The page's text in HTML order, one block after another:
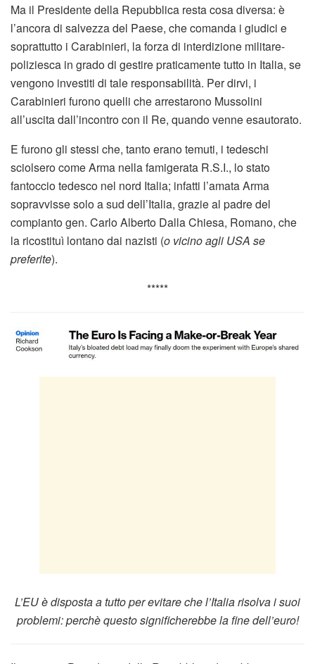
Ma il Presidente della Repubblica resta cosa diversa: è
l’ancora di salvezza del Paese, che comanda i giudici e
soprattutto i Carabinieri, la forza di interdizione militare-
poliziesca in grado di gestire praticamente tutto in Italia, se
vengono investiti di tale responsabilità. Per dirvi, i
Carabinieri furono quelli che arrestarono Mussolini
all’uscita dall’incontro con il Re, quando venne esautorato.
E furono gli stessi che, tanto erano temuti, i tedeschi
sciolsero come Arma nella famigerata R.S.I., lo stato
fantoccio tedesco nel nord Italia; infatti l’amata Arma
sopravvisse solo a sud dell’Italia, grazie al padre del
compianto gen. Carlo Alberto Dalla Chiesa, Romano, che
la ricostituì lontano dai nazisti (o vicino agli USA se
preferite).
*****
L’EU è disposta a tutto per evitare che l’Italia risolva i suoi
problemi: perchè questo significherebbe la fine dell’euro!